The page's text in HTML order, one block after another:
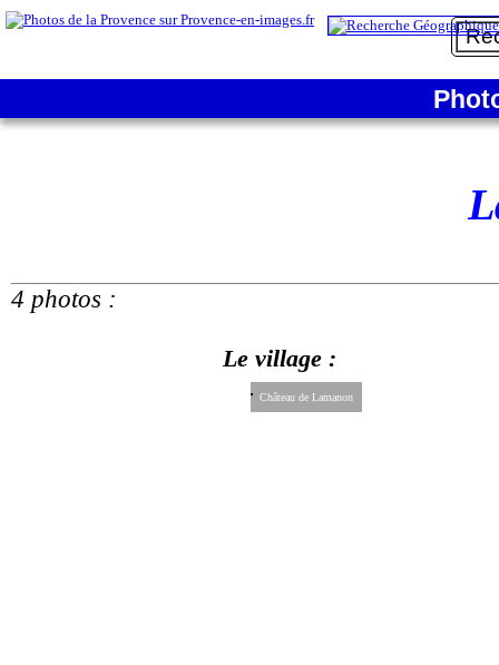
4 photos :
Le village :
Château de Lamanon